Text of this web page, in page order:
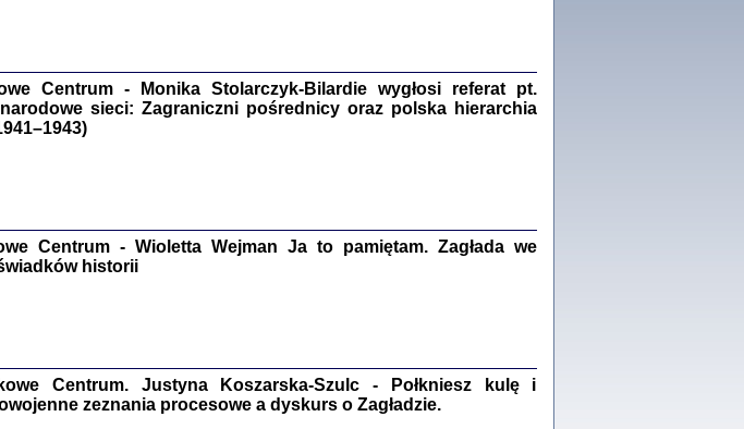
oprac. Aleksandra Bańkowska
Warszawa 2022
oprac. Aleksandra Bańkowska, wstęp Jacek Leociak
Warszawa 2021
Centrum - Monika Stolarczyk-Bilardie wygłosi referat pt.
sieci: Zagraniczni pośrednicy oraz polska hierarchia
Centrum - Wioletta Wejman Ja to pamiętam. Zagłada we
historii
Centrum. Justyna Koszarska-Szulc - Połkniesz kulę i
zeznania procesowe a dyskurs o Zagładzie.